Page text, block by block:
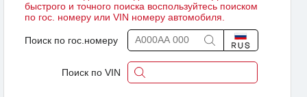
быстрого и точного поиска воспользуйтесь поиском
по гос. номеру или VIN номеру автомобиля.
Поиск по гос.номеру
Поиск по VIN